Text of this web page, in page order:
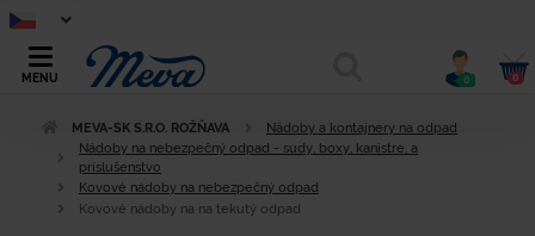
MENU 0 0
MEVA-SK S.R.O. ROŽŇAVA
Nádoby a kontajnery na odpad
Nádoby na nebezpečný odpad - sudy, boxy, kanistre, a
príslušenstvo
Kovové nádoby na nebezpečný odpad
Kovové nádoby na na tekutý odpad